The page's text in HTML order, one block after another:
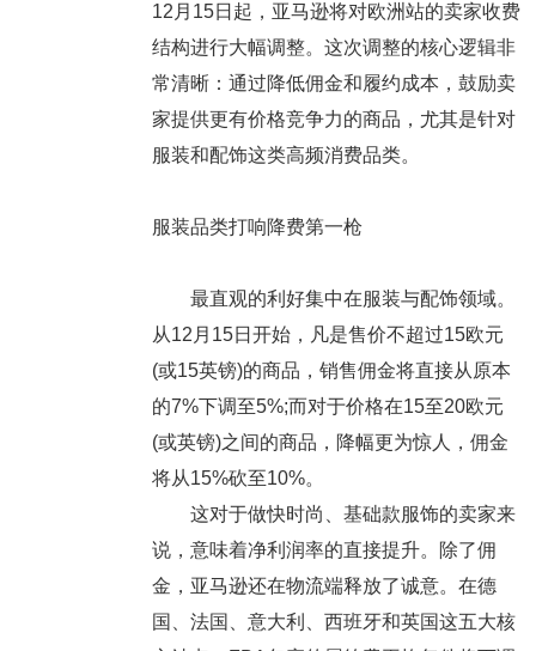
12月15日起，亚马逊将对欧洲站的卖家收费
结构进行大幅调整。这次调整的核心逻辑非
常清晰：通过降低佣金和履约成本，鼓励卖
家提供更有价格竞争力的商品，尤其是针对
服装和配饰这类高频消费品类。
服装品类打响降费第一枪
最直观的利好集中在服装与配饰领域。
从12月15日开始，凡是售价不超过15欧元
(或15英镑)的商品，销售佣金将直接从原本
的7%下调至5%;而对于价格在15至20欧元
(或英镑)之间的商品，降幅更为惊人，佣金
将从15%砍至10%。
这对于做快时尚、基础款服饰的卖家来
说，意味着净利润率的直接提升。除了佣
金，亚马逊还在物流端释放了诚意。在德
国、法国、意大利、西班牙和英国这五大核